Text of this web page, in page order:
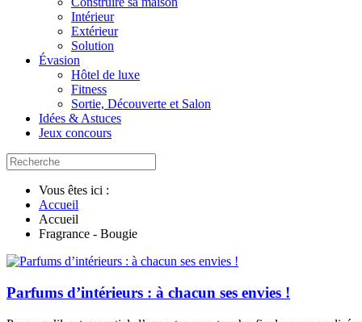
Intérieur
Extérieur
Solution
Évasion
Hôtel de luxe
Fitness
Sortie, Découverte et Salon
Idées & Astuces
Jeux concours
Vous êtes ici :
Accueil
Accueil
Fragrance - Bougie
Parfums d’intérieurs : à chacun ses envies !